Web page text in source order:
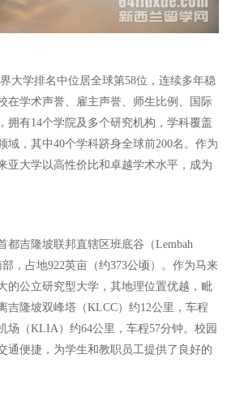
大学排名中位居全球第58位，连续多年稳
在学术声誉、雇主声誉、师生比例、国际
拥有14个学院及多个研究机构，学科覆盖
域，其中40个学科跻身全球前200名。作为
亚大学以高性价比和卓越学术水平，成为
都吉隆坡联邦直辖区班底谷（Lembah
，占地922英亩（约373公顷）。作为马来
的公立研究型大学，其地理位置优越，毗
吉隆坡双峰塔（KLCC）约12公里，车程
场（KLIA）约64公里，车程57分钟。校园
通便捷，为学生和教职员工提供了良好的